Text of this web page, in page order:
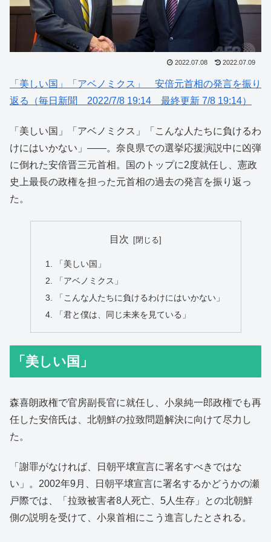
2022.07.08 2022.07.09
「美しい国」「アベノミクス」 安倍元首相の発言を振り
返る（毎日新聞 2022/7/8 19:14 最終更新 7/8 19:14）
「美しい国」「アベノミクス」「こんな人たちに負けるわ
けにはいかない」――。奈良県での選挙応援演説中に凶弾
に倒れた安倍晋三元首相。国のトップに2度就任し、憲政
史上最長の政権を担った元首相の過去の発言を振り返っ
た。
目次
「美しい国」
「アベノミクス」
「こんな人たちに負けるわけにはいかない」
「君と僕は、同じ未来を見ている」
「美しい国」
森喜朗政権で官房副長官に就任し、小泉純一郎政権でも再
任した安倍氏は、北朝鮮の拉致問題解決に向けて尽力し
た。
「謝罪がなければ、日朝平壌宣言に署名すべきではな
い」。2002年9月、日朝平壌宣言に署名するかどうかの瀬
戸際では、「拉致被害者8人死亡、5人生存」との北朝鮮
側の説明を受けて、小泉首相にこう進言したとされる。